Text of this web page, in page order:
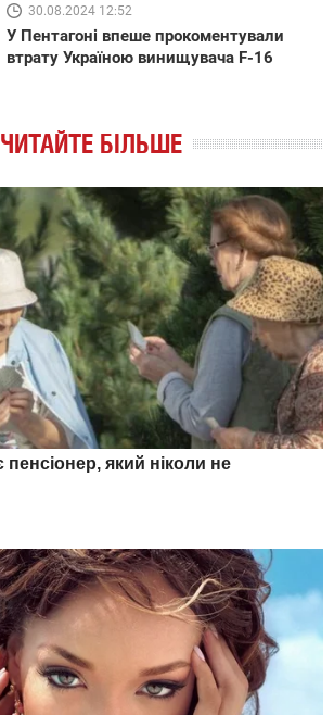
30.08.2024 12:52
У Пентагоні впеше прокоментували
втрату Україною винищувача F-16
ЧИТАЙТЕ БІЛЬШЕ